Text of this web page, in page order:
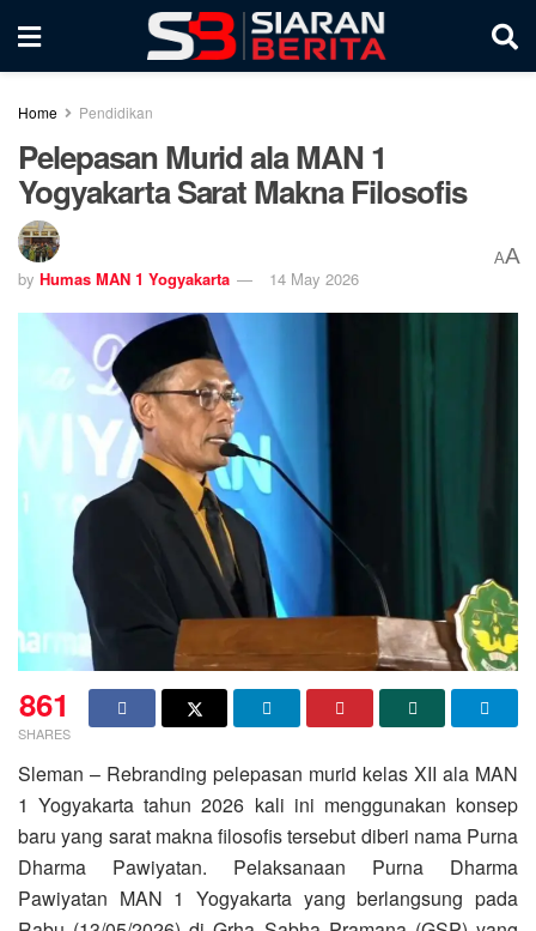
Home Pendidikan
Pelepasan Murid ala MAN 1
Yogyakarta Sarat Makna Filosofis
by Humas MAN 1 Yogyakarta 14 May 2026
AA
861
SHARES
Sleman – Rebranding pelepasan murid kelas XII ala MAN
1 Yogyakarta tahun 2026 kali ini menggunakan konsep
baru yang sarat makna filosofis tersebut diberi nama Purna
Dharma Pawiyatan. Pelaksanaan Purna Dharma
Pawiyatan MAN 1 Yogyakarta yang berlangsung pada